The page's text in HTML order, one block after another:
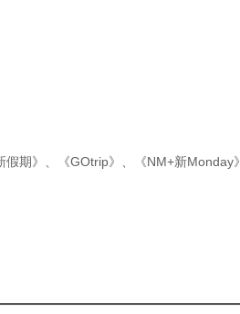
假期》 《GOtrip》 《NM+新Monday》